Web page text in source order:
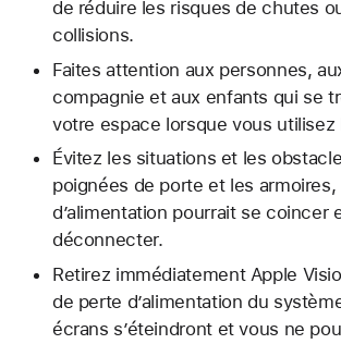
de réduire les risques de chutes
collisions.
Faites attention aux personnes,
compagnie et aux enfants qui se
votre espace lorsque vous utilisez
Évitez les situations et les
poignées de porte et les armoires,
d’alimentation pourrait se coincer
déconnecter.
Retirez immédiatement Apple
de perte d’alimentation du
écrans s’éteindront et vous ne